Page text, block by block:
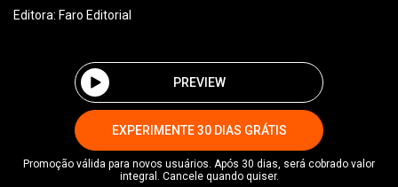
Editora: Faro Editorial
PREVIEW
EXPERIMENTE 30 DIAS GRÁTIS
Promoção válida para novos usuários. Após 30 dias, será cobrado valor
integral. Cancele quando quiser.